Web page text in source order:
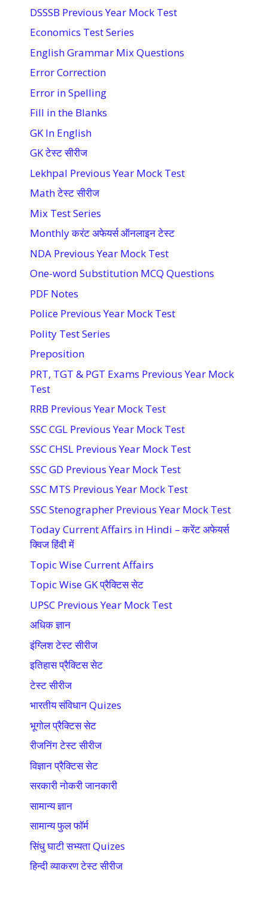
DSSSB Previous Year Mock Test
Economics Test Series
English Grammar Mix Questions
Error Correction
Error in Spelling
Fill in the Blanks
GK In English
GK टेस्ट सीरीज
Lekhpal Previous Year Mock Test
Math टेस्ट सीरीज
Mix Test Series
Monthly करंट अफेयर्स ऑनलाइन टेस्ट
NDA Previous Year Mock Test
One-word Substitution MCQ Questions
PDF Notes
Police Previous Year Mock Test
Polity Test Series
Preposition
PRT, TGT & PGT Exams Previous Year Mock
Test
RRB Previous Year Mock Test
SSC CGL Previous Year Mock Test
SSC CHSL Previous Year Mock Test
SSC GD Previous Year Mock Test
SSC MTS Previous Year Mock Test
SSC Stenographer Previous Year Mock Test
Today Current Affairs in Hindi – करेंट अफेयर्स
क्विज हिंदी में
Topic Wise Current Affairs
Topic Wise GK प्रैक्टिस सेट
UPSC Previous Year Mock Test
अधिक ज्ञान
इंग्लिश टेस्ट सीरीज
इतिहास प्रैक्टिस सेट
टेस्ट सीरीज
भारतीय संविधान Quizes
भूगोल प्रैक्टिस सेट
रीजनिंग टेस्ट सीरीज
विज्ञान प्रैक्टिस सेट
सरकारी नोकरी जानकारी
सामान्य ज्ञान
सामान्य फुल फॉर्म
सिंधु घाटी सभ्यता Quizes
हिन्दी व्याकरण टेस्ट सीरीज